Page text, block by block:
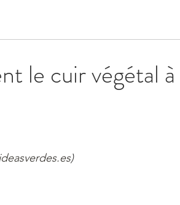
le cuir végétal
)